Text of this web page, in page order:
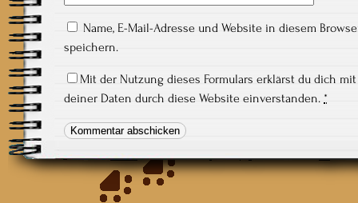
Name, E-Mail-Adresse und Website in diesem
speichern.
Mit der Nutzung dieses Formulars erklärst du dich
deiner Daten durch diese Website einverstanden. *